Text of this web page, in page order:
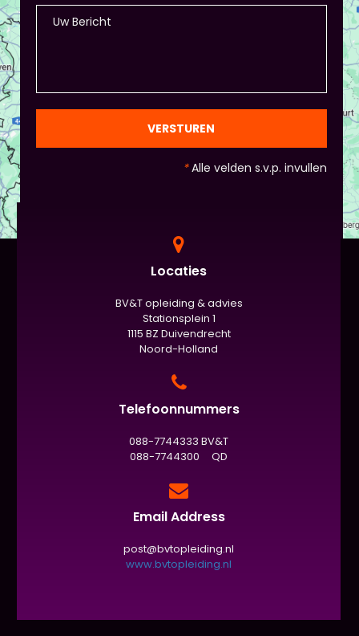
Piet of hij dit wil in plaats van een eindpresentatie
+ zorg ervoor dat de deelnemers wel hun
en die van Piet en vervolgens de deelnemers:
gezien de eindpresentaties van 5 minuten de
officiële/vaste werkvorm zijn. Voor beginners is het
evaluatieformulier niet :)
VERSTUREN
*Alle velden s.v.p. invullen
Locaties
BV&T opleiding & advies
Stationsplein 1
1115 BZ Duivendrecht
Noord-Holland
Telefoonnummers
088-7744333 BV&T
088-7744300 QD
Email Address
post@bvtopleiding.nl
www.bvtopleiding.nl